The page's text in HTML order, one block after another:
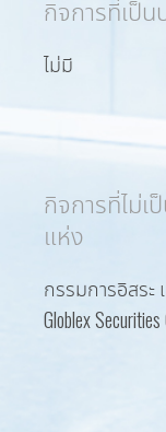
กิจการที่เป็
ไม่มี
กิจการที่ไม่เ
แห่ง
กรรมการอิสระ
Globlex Securities